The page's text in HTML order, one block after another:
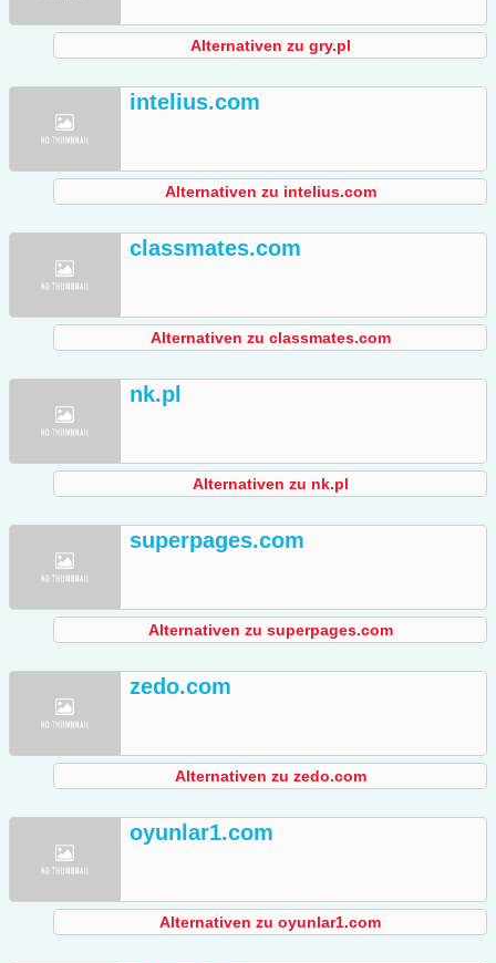
Alternativen zu gry.pl
intelius.com
Alternativen zu intelius.com
classmates.com
Alternativen zu classmates.com
nk.pl
Alternativen zu nk.pl
superpages.com
Alternativen zu superpages.com
zedo.com
Alternativen zu zedo.com
oyunlar1.com
Alternativen zu oyunlar1.com